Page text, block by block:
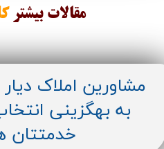
مقالات بیشتر
مشاورین املاک
به بهگزینی
خدمتتان